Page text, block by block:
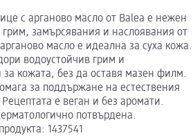
с арганово масло от Balea е нежен
замърсявания и наслоявания от
масло е идеална за суха кожа.
водоустойчив грим и
кожата, без да оставя мазен филм.
за поддържане на естествения
е веган и без аромати.
потвърдена.
1437541